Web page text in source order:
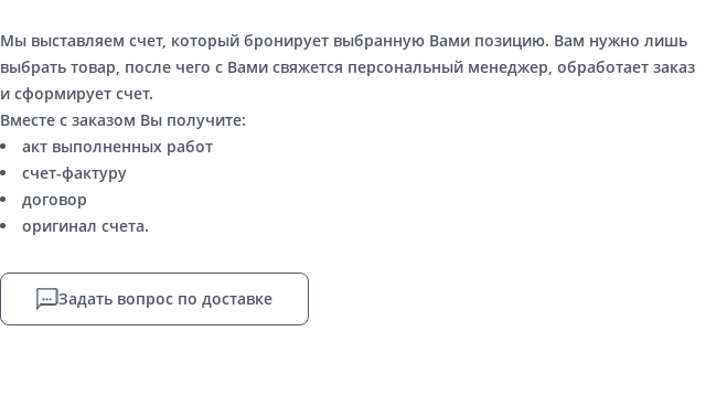
Мы выставляем счет, который бронирует выбранную Вами позицию. Вам нужно лишь
выбрать товар, после чего с Вами свяжется персональный менеджер, обработает заказ
и сформирует счет.
Вместе с заказом Вы получите:
акт выполненных работ
счет-фактуру
договор
оригинал счета.
Задать вопрос по доставке